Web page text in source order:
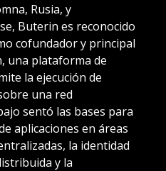
Rusia, y
Buterin es reconocido
cofundador y principal
una plataforma de
la ejecución de
una red
sentó las bases para
aplicaciones en áreas
la identidad
y la